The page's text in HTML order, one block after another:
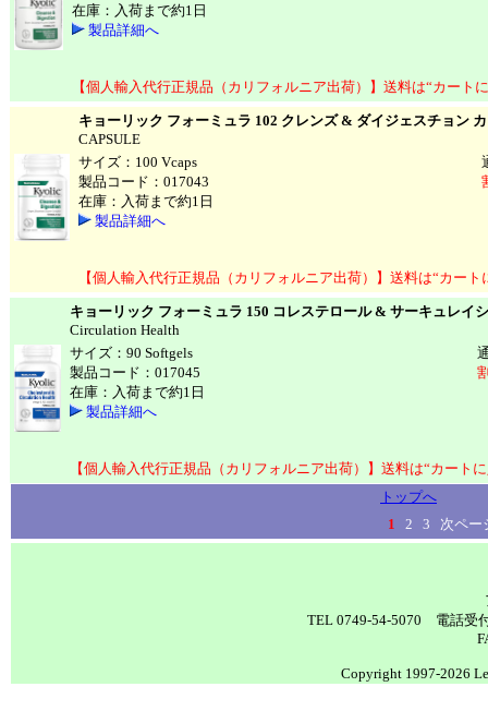
在庫：入荷まで約1日
製品詳細へ
【個人輸入代行正規品（カリフォルニア出荷）】送料は“カート
キョーリック フォーミュラ 102 クレンズ & ダイジェスチョン
CAPSULE
サイズ：100 Vcaps
製品コード：017043
在庫：入荷まで約1日
製品詳細へ
【個人輸入代行正規品（カリフォルニア出荷）】送料は“カー
キョーリック フォーミュラ 150 コレステロール & サーキュレイ
Circulation Health
サイズ：90 Softgels
製品コード：017045
在庫：入荷まで約1日
製品詳細へ
【個人輸入代行正規品（カリフォルニア出荷）】送料は“カート
トップへ
1 2 3 次ペー
TEL 0749-54-5070 電話受
Copyright 1997-2026